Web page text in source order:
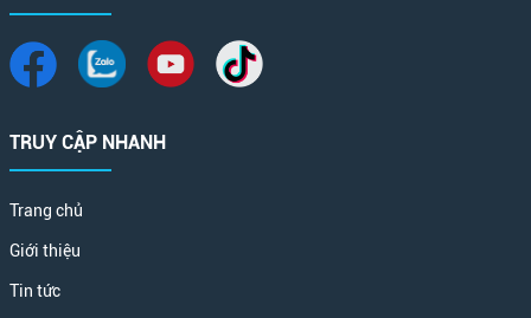
TRUY CẬP NHANH
Trang chủ
Giới thiệu
Tin tức